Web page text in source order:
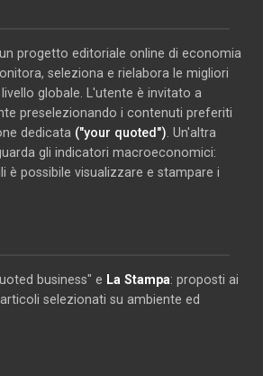
progetto editoriale online di economia
seleziona e rielabora le migliori
globale. L'utente è invitato a
preselezionando i contenuti preferiti
dedicata ("your quoted") . Un'altra
gli indicatori macroeconomici:
è possibile visualizzare e stampare i
business" e La Stampa: proposti ai
selezionati su ambiente ed